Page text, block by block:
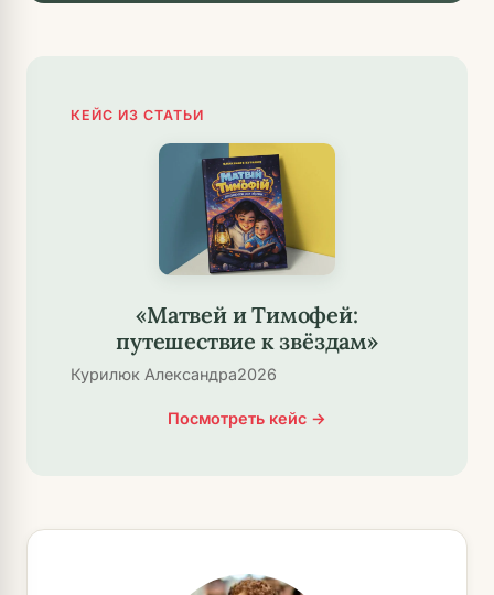
КЕЙС ИЗ СТАТЬИ
«Матвей и Тимофей:
путешествие к звёздам»
Курилюк Александра2026
Посмотреть кейс →